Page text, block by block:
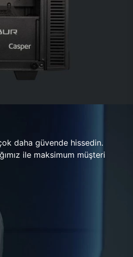
daha güvende hissedin.
ile maksimum müşteri